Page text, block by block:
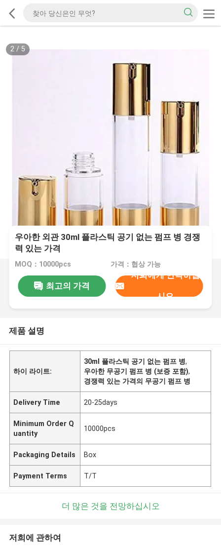
2/ 5
우아한 외관 30ml 플라스틱 공기 없는 펌프 병 경쟁
력 있는 가격
MOQ：10000pcs 가격：협상 가능
최고의 가격
저희에게 연락하십
시오
제품 설명
하이 라이트:
30ml 플라스틱 공기 없는 펌프 병,
우아한 무공기 펌프 병 (보증 포함),
경쟁력 있는 가격의 무공기 펌프 병
Delivery Time 20-25days
Minimum Order Q
uantity
10000pcs
Packaging Details Box
Payment Terms T/T
더 많은 것을 전망하십시오
저희에 관하여